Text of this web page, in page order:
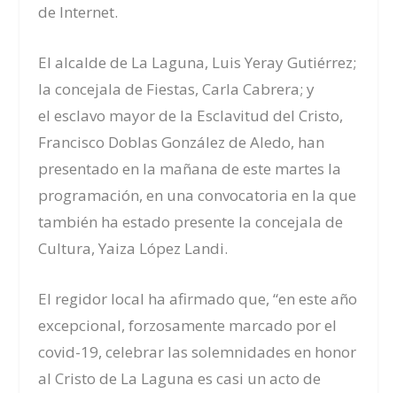
de Internet.
El alcalde de La Laguna, Luis Yeray Gutiérrez;
la concejala de Fiestas, Carla Cabrera; y
el esclavo mayor de la Esclavitud del Cristo,
Francisco Doblas González de Aledo, han
presentado en la mañana de este martes la
programación, en una convocatoria en la que
también ha estado presente la concejala de
Cultura, Yaiza López Landi.
El regidor local ha afirmado que, “en este año
excepcional, forzosamente marcado porel
covid-19, celebrar las solemnidades en honor
al Cristo de La Laguna es casi un acto de